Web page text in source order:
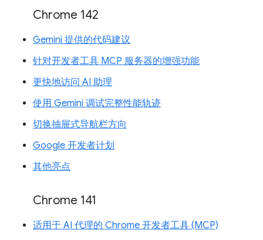
Chrome 142
Gemini 提供的代码建议
针对开发者工具 MCP 服务器的增强功能
更快地访问 AI 助理
使用 Gemini 调试完整性能轨迹
切换抽屉式导航栏方向
Google 开发者计划
其他亮点
Chrome 141
适用于 AI 代理的 Chrome 开发者工具 (MCP)